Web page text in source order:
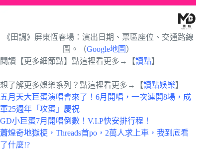
《田調》屏東恆春場：演出日期、票區座位、交通路線
圖。（Google地圖 ）
閱讀【更多細節點】點這裡看更多→【讀點】
想了解更多娛樂系列？點這裡看更多→【讀點娛樂】
五月天大巨蛋演唱會來了！6月開唱，一次連開8場，成
軍25週年「攻蛋」慶祝
GD小巨蛋7月開唱倒數！V.I.P快安排行程！
蕭煌奇地獄梗，Threads首po，2萬人求上車，我到底看
了什麼!?